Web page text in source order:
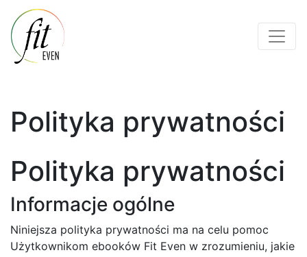
Polityka prywatności
Polityka prywatności
Informacje ogólne
Niniejsza polityka prywatności ma na celu pomoc
Użytkownikom ebooków Fit Even w zrozumieniu, jakie